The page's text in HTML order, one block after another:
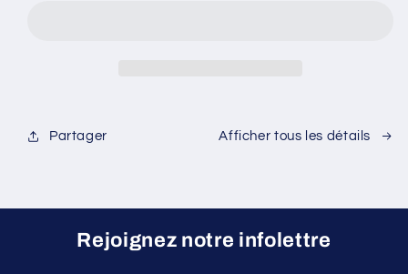
Partager Afficher tous les détails
Rejoignez notre infolettre